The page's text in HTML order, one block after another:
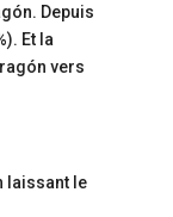
Depuis
Et la
vers
laissant le